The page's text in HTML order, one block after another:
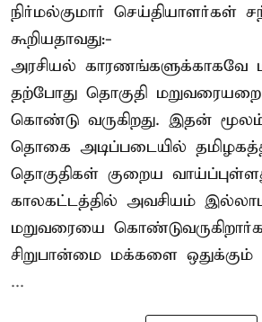
நிர்மல்குமார் செய்தியாளர்கள்
கூறியதாவது:-
அரசியல் காரணங்களுக்காகவே
தற்போது தொகுதி
கொண்டு வருகிறது. இதன்
தொகை அடிப்படையில்
தொகுதிகள் குறைய
காலகட்டத்தில் அவசியம்
மறுவரையை
சிறுபான்மை மக்களை
...